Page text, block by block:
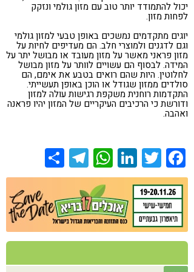
יכול להתמודד יותר טוב עם מזון גולמי ונזקק
לפחות מזון.
יוגים מתקדמים נמשכים באופן טבעי למזון גולמי
וגם לדגנים ולמוצרי חלב. הם מעדיפים לחיות על
מזון פראני מאשר על מזון מעובד או מבושל יתר על
המידה. לבסוף הם עשויים לוותר על מזון מבושל
לחלוטין. היות שהם רואים בטבע את אימם, הם
סולדים ממזון שגודל או הוכן באופן תעשייתי.
התקדמות רוחנית משקפת רגישות עולה למזון
ודורשת כי הרכיבים העיקריים של המזון יהיו פראנה
ואהבה.
Facebook
Twitter
LinkedIn
WhatsApp
Telegram